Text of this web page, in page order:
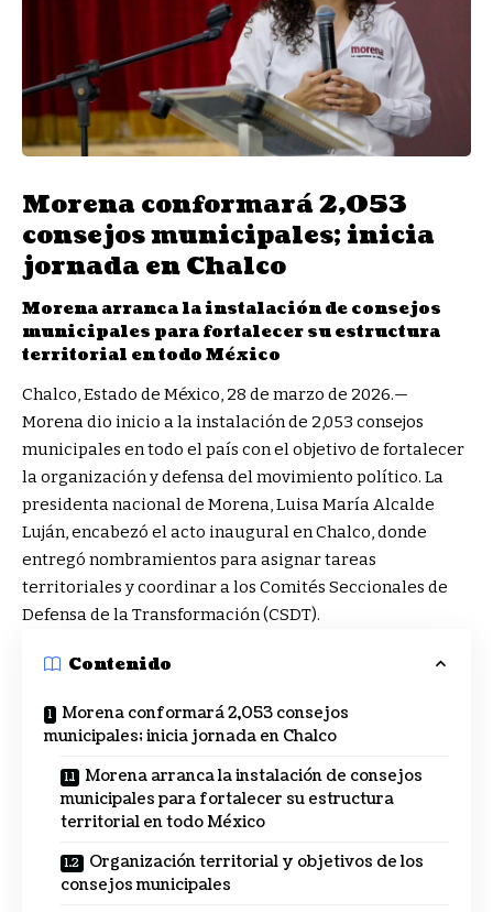
Morena conformará 2,053
consejos municipales; inicia
jornada en Chalco
Morena arranca la instalación de consejos
municipales para fortalecer su estructura
territorial en todo México
Chalco, Estado de México, 28 de marzo de 2026.—
Morena dio inicio a la instalación de 2,053 consejos
municipales en todo el país con el objetivo de fortalecer
la organización y defensa del movimiento político. La
presidenta nacional de Morena, Luisa María Alcalde
Luján, encabezó el acto inaugural en Chalco, donde
entregó nombramientos para asignar tareas
territoriales y coordinar a los Comités Seccionales de
Defensa de la Transformación (CSDT).
Contenido
Morena conformará 2,053 consejos
municipales; inicia jornada en Chalco
Morena arranca la instalación de consejos
municipales para fortalecer su estructura
territorial en todo México
Organización territorial y objetivos de los
consejos municipales